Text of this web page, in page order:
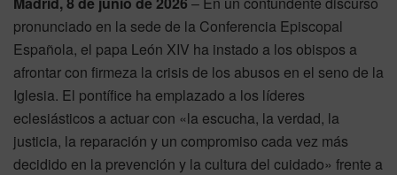
pronunciado en la sede de la Conferencia Episcopal
Española, el papa León XIV ha instado a los obispos a
afrontar con firmeza la crisis de los abusos en el seno de la
Iglesia. El pontífice ha emplazado a los líderes
eclesiásticos a actuar con «la escucha, la verdad, la
justicia, la reparación y un compromiso cada vez más
decidido en la prevención y la cultura del cuidado» frente a